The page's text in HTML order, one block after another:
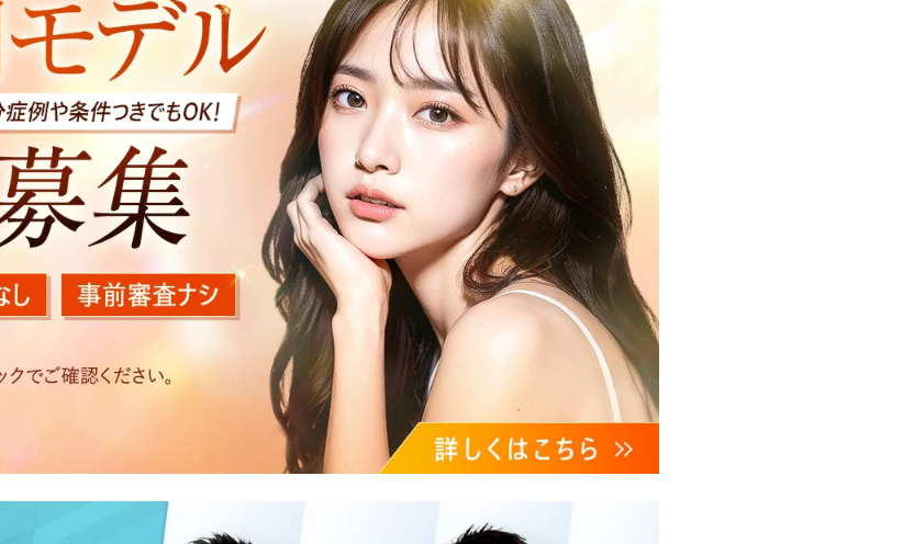
集する情報
をパブリックDMP事業者およびアフィリエイトサービスプロバイダ等の第三者
ている患者様の個人情報と紐づける場合があります。
で利用いたします。
スの提供、医療関連商品の販売、アフターケア対応、これらに付随する諸対応等
療機関、検査機関及び研究機関との連携のため
ビス・販売する医療関連商品に関する患者様へのアンケートの送受信及びこれに
歴、閲覧記録等に関する情報の収集、分析
情報を使用しての広告に利用するため